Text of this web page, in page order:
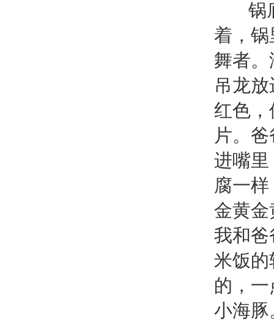
锅底
着，锅
舞者
吊龙
红色，
片。
进嘴里
腐一
金黄金
我和爸
米饭
的，
小海豚